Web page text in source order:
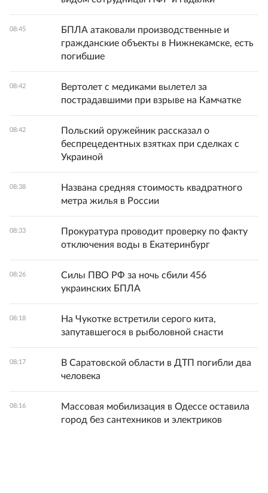
08:45
БПЛА атаковали производственные и
гражданские объекты в Нижнекамске, есть
погибшие
08:42
Вертолет с медиками вылетел за
пострадавшими при взрыве на Камчатке
08:42
Польский оружейник рассказал о
беспрецедентных взятках при сделках с
Украиной
08:38
Названа средняя стоимость квадратного
метра жилья в России
08:33
Прокуратура проводит проверку по факту
отключения воды в Екатеринбург
08:26
Силы ПВО РФ за ночь сбили 456
украинских БПЛА
08:18
На Чукотке встретили серого кита,
запутавшегося в рыболовной снасти
08:17
В Саратовской области в ДТП погибли два
человека
08:16
Массовая мобилизация в Одессе оставила
город без сантехников и электриков